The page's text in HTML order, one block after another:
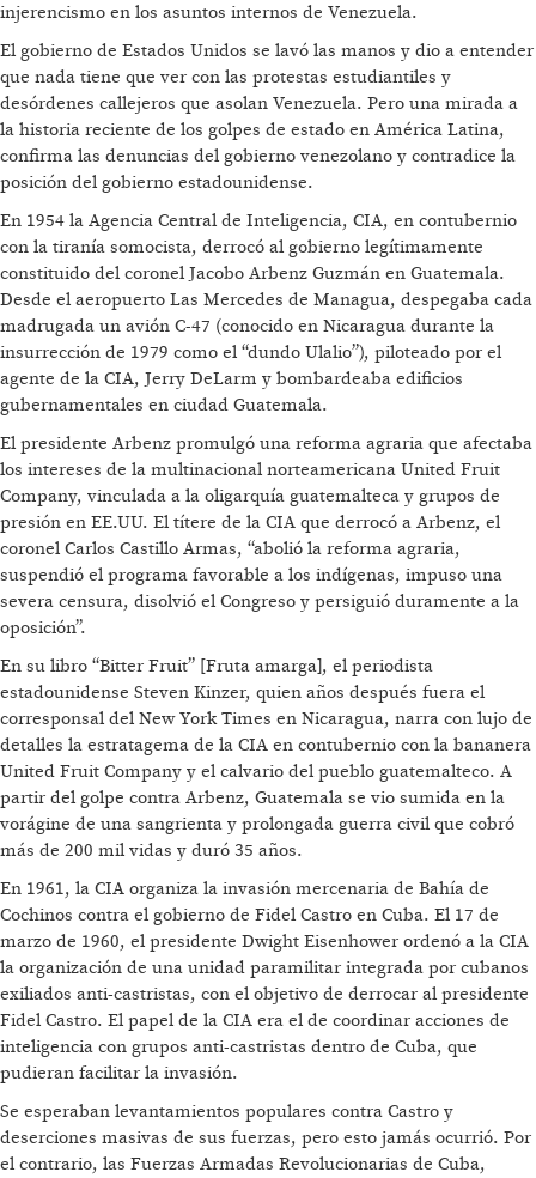
injerencismo en los asuntos internos de Venezuela.
El gobierno de Estados Unidos se lavó las manos y dio a entender
que nada tiene que ver con las protestas estudiantiles y
desórdenes callejeros que asolan Venezuela. Pero una mirada a
la historia reciente de los golpes de estado en América Latina,
confirma las denuncias del gobierno venezolano y contradice la
posición del gobierno estadounidense.
En 1954 la Agencia Central de Inteligencia, CIA, en contubernio
con la tiranía somocista, derrocó al gobierno legítimamente
constituido del coronel Jacobo Arbenz Guzmán en Guatemala.
Desde el aeropuerto Las Mercedes de Managua, despegaba cada
madrugada un avión C-47 (conocido en Nicaragua durante la
insurrección de 1979 como el “dundo Ulalio”), piloteado por el
agente de la CIA, Jerry DeLarm y bombardeaba edificios
gubernamentales en ciudad Guatemala.
El presidente Arbenz promulgó una reforma agraria que afectaba
los intereses de la multinacional norteamericana United Fruit
Company, vinculada a la oligarquía guatemalteca y grupos de
presión en EE.UU. El títere de la CIA que derrocó a Arbenz, el
coronel Carlos Castillo Armas, “abolió la reforma agraria,
suspendió el programa favorable a los indígenas, impuso una
severa censura, disolvió el Congreso y persiguió duramente a la
oposición”.
En su libro “Bitter Fruit” [Fruta amarga], el periodista
estadounidense Steven Kinzer, quien años después fuera el
corresponsal del New York Times en Nicaragua, narra con lujo de
detalles la estratagema de la CIA en contubernio con la bananera
United Fruit Company y el calvario del pueblo guatemalteco. A
partir del golpe contra Arbenz, Guatemala se vio sumida en la
vorágine de una sangrienta y prolongada guerra civil que cobró
más de 200 mil vidas y duró 35 años.
En 1961, la CIA organiza la invasión mercenaria de Bahía de
Cochinos contra el gobierno de Fidel Castro en Cuba. El 17 de
marzo de 1960, el presidente Dwight Eisenhower ordenó a la CIA
la organización de una unidad paramilitar integrada por cubanos
exiliados anti-castristas, con el objetivo de derrocar al presidente
Fidel Castro. El papel de la CIA era el de coordinar acciones de
inteligencia con grupos anti-castristas dentro de Cuba, que
pudieran facilitar la invasión.
Se esperaban levantamientos populares contra Castro y
deserciones masivas de sus fuerzas, pero esto jamás ocurrió. Por
el contrario, las Fuerzas Armadas Revolucionarias de Cuba,